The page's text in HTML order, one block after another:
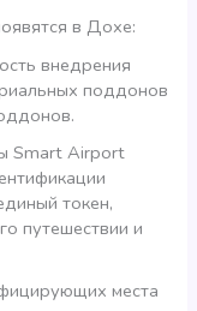
в Дохе:
внедрения
поддонов
Smart Airport
токен,
путешествии и
места